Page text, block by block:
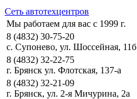
Сеть автотехцентров
Мы работаем для вас с 1999 г.
8 (4832) 30-75-20
с. Супонево, ул. Шоссейная, 11б
8 (4832) 32-22-75
г. Брянск ул. Флотская, 137-а
8 (4832) 32-21-09
г. Брянск, ул. 2-я Мичурина, 2а